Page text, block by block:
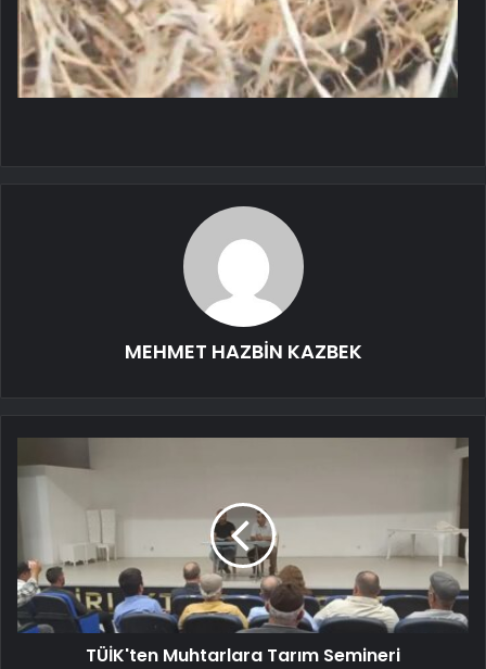
MEHMET HAZBİN KAZBEK
TÜİK'ten Muhtarlara Tarım Semineri